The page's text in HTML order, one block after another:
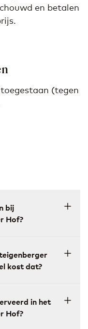
en betalen
(tegen
bij
Hof?
kost dat?
in het
Hof?